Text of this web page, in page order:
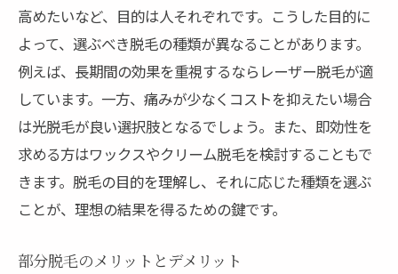
高めたいなど、目的は人それぞれです。こうした目的に
よって、選ぶべき脱毛の種類が異なることがあります。
例えば、長期間の効果を重視するならレーザー脱毛が適
しています。一方、痛みが少なくコストを抑えたい場合
は光脱毛が良い選択肢となるでしょう。また、即効性を
求める方はワックスやクリーム脱毛を検討することもで
きます。脱毛の目的を理解し、それに応じた種類を選ぶ
ことが、理想の結果を得るための鍵です。
部分脱毛のメリットとデメリット